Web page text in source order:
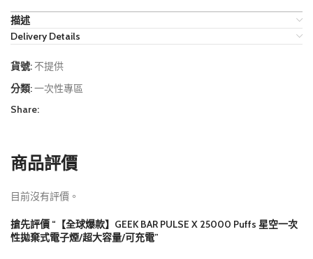
描述
Delivery Details
貨號: 不提供
分類:一次性專區
Share:
商品評價
目前沒有評價。
搶先評價 “【全球爆款】GEEK BAR PULSE X 25000 Puffs 星空一次
性拋棄式電子煙/超大容量/可充電”